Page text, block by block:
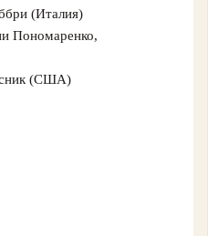
(Италия)
Пономаренко,
(США)